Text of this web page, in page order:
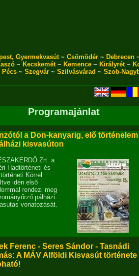
Gyermekvasút~ Csömödér~ Debrecen
~ Kecskemét~ Kemence ~ Királyrét~
Pécs~ Szegvár~ Szilvásvárad ~ Szob-
Programajánlat
a Don-kanyarig, elő történelem
kisvasúton
Zrt. a
Hadtörténeti és
Körrel
idén első
rendezi meg
pálházi
vonatozását.
Ferenc - Seres Sándor - Tasnádi
A MÁV Alföldi Kisvasút története